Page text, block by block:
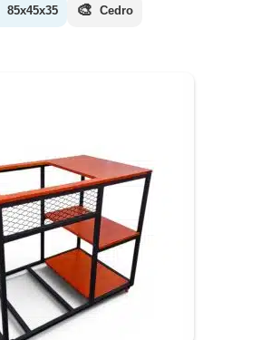
85x45x35 🎨 Cedro